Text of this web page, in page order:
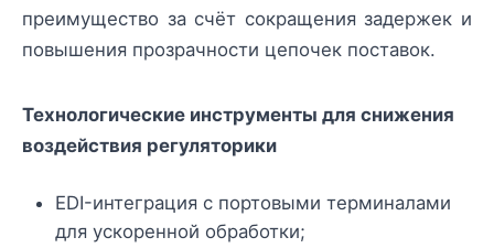
преимущество за счёт сокращения задержек и
повышения прозрачности цепочек поставок.
Технологические инструменты для снижения
воздействия регуляторики
EDI-интеграция с портовыми терминалами
для ускоренной обработки;